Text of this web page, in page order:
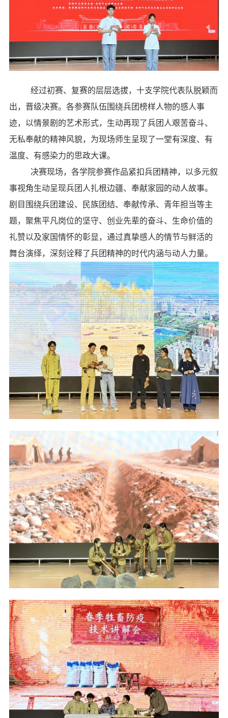
经过初赛、复赛的层层选拔，十支学院代表队脱颖而
出，晋级决赛。各参赛队伍围绕兵团榜样人物的感人事
迹，以情景剧的艺术形式，生动再现了兵团人艰苦奋斗、
无私奉献的精神风貌，为现场师生呈现了一堂有深度、有
温度、有感染力的思政大课。
决赛现场，各学院参赛作品紧扣兵团精神，以多元叙
事视角生动呈现兵团人扎根边疆、奉献家园的动人故事。
剧目围绕兵团建设、民族团结、奉献传承、青年担当等主
题，聚焦平凡岗位的坚守、创业先辈的奋斗、生命价值的
礼赞以及家国情怀的彰显，通过真挚感人的情节与鲜活的
舞台演绎，深刻诠释了兵团精神的时代内涵与动人力量。